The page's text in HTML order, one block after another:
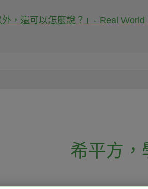
，還可以怎麼說？」- Real
希平方 ，